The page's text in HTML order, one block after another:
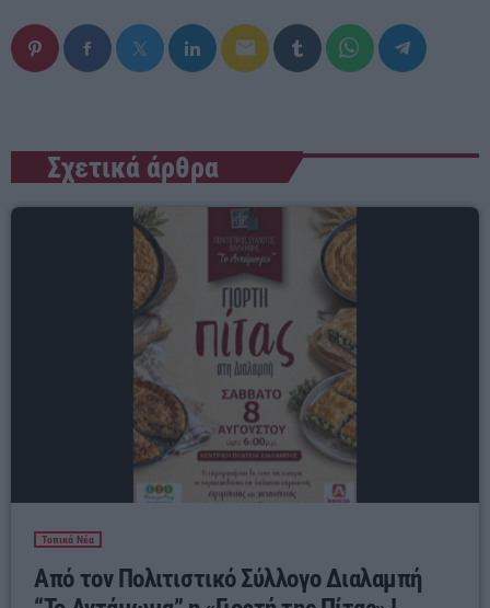
email
Σχετικά άρθρα
Τοπικά Νέα
Από τον Πολιτιστικό Σύλλογο Διαλαμπή